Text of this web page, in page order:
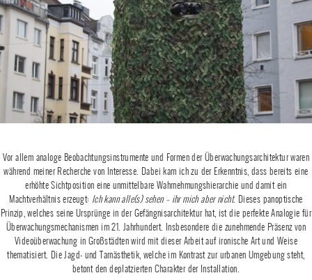
Vor allem analoge Beobachtungsinstrumente und Formen der Überwachungsarchitektur waren
während meiner Recherche von Interesse. Dabei kam ich zu der Erkenntnis, dass bereits eine
erhöhte Sichtposition eine unmittelbare Wahrnehmungshierarchie und damit ein
Machtverhältnis erzeugt: Ich kann alle(s) sehen – ihr mich aber nicht. Dieses panoptische
Prinzip, welches seine Ursprünge in der Gefängnisarchitektur hat, ist die perfekte Analogie für
Überwachungsmechanismen im 21. Jahrhundert. Insbesondere die zunehmende Präsenz von
Videoüberwachung in Großstädten wird mit dieser Arbeit auf ironische Art und Weise
thematisiert. Die Jagd- und Tarnästhetik, welche im Kontrast zur urbanen Umgebung steht,
betont den deplatzierten Charakter der Installation.